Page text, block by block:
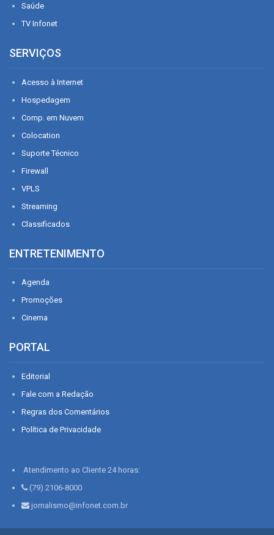
Saúde
TV Infonet
SERVIÇOS
Acesso à Internet
Hospedagem
Comp. em Nuvem
Colocation
Suporte Técnico
Firewall
VPLS
Streaming
Classificados
ENTRETENIMENTO
Agenda
Promoções
Cinema
PORTAL
Editorial
Fale com a Redação
Regras dos Comentários
Política de Privacidade
Atendimento ao Cliente 24 horas:
(79) 2106-8000
jornalismo@infonet.com.br